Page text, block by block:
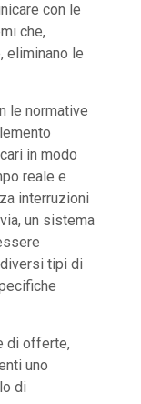
con le
che,
eliminano le
le normative
in modo
reale e
interruzioni
un sistema
tipi di
di offerte,
uno
di